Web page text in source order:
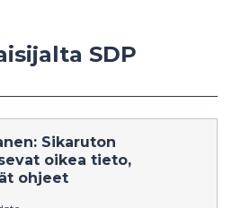
SDP
Sikaruton
oikea tieto,
ohjeet